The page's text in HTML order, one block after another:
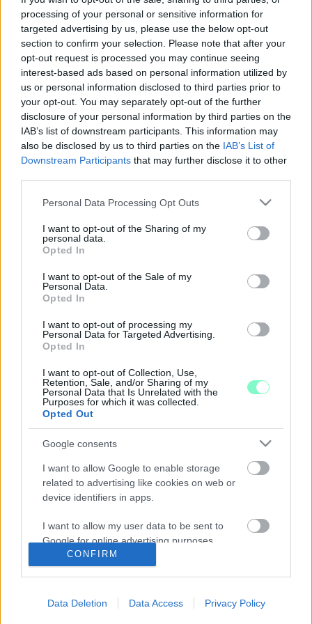
processing of your personal or sensitive information for
targeted advertising by us, please use the below opt-out
section to confirm your selection. Please note that after your
opt-out request is processed you may continue seeing
interest-based ads based on personal information utilized by
us or personal information disclosed to third parties prior to
your opt-out. You may separately opt-out of the further
disclosure of your personal information by third parties on the
IAB’s list of downstream participants. This information may
also be disclosed by us to third parties on the IAB’s List of
Downstream Participants that may further disclose it to other
Please note that this website/app uses one or more Google
not limited to your visit or usage behaviour. You may click to
grant or deny consent to Google and its third-party tags to
use your data for below specified purposes in below Google
consent section.
Personal Data Processing Opt Outs
I want to opt-out of the Sharing of my
personal data.
Opted In
I want to opt-out of the Sale of my
Personal Data.
Opted In
I want to opt-out of processing my
Personal Data for Targeted Advertising.
Opted In
I want to opt-out of Collection, Use,
Retention, Sale, and/or Sharing of my
Personal Data that Is Unrelated with the
Purposes for which it was collected.
Opted Out
Google consents
I want to allow Google to enable storage
related to advertising like cookies on web or
device identifiers in apps.
I want to allow my user data to be sent to
Google for online advertising purposes.
I want to allow Google to send me
I want to allow Google to enable storage
CONFIRM
Data Deletion Data Access Privacy Policy
Dr. Gál Lászlót saját halottjának tekinti a Szombathelyi
Egyetemi Sportegyesület.
FEBRUÁR 12-ÉN ÉJFÉLKOR ZÁRUL A
JELENTKEZÉS A SZOMBATHELYI DUÁLIS
GÉPÉSZMÉRNÖKI KÉPZÉSRE
2021. február. 09. 06:19
Felvételizők figyelem: korlátozott számban még vannak duális
helyek a szombathelyi gépészmérnöki képzésre. Február 12-én
éjfélig még lehet jelentkezni.
HOSSZÚTÁVON MEGMARAD A GÉPÉSZMÉRNÖK-
KÉPZÉS SZOMBATHELYEN
2020. október. 02. 13:55
MEGTESZ, HOGY MEGMENTSE A
GÉPÉSZMÉRNÖK-KÉPZÉST
Folyamatosan egyeztetnek.
VALÓBAN HATALMAS BOLDOGSÁGOT OKOZ,
NYELVVIZSGA NÉLKÜL IS KÉZHEZ KAPJA A
DIPLOMÁJÁT?
Az ostobaság gátját most a koronavírusra fogva szakította át a
Fidesz. Csak Szombathelyen 2 ezer 500 idegennyelv analfabéta
kap diplomát. Szavazás.
IDÉN 746-AN JELENTKEZTEK AZ ELTE-SEK-RE
2020. Április. 15. 16:39
gépészképzés zuhant.
A SAVARIA EGYETEMI KÖZPONTOT IS ÉRINTŐ
DÖNTÉSEKET HOZOTT AZ ELTE A
2020. március. 11. 21:20
Holnaptól nincs tanítás.
NAGY FERÓ LÁZADÁSRA ÉS TANULÁSRA
NAPJÁN